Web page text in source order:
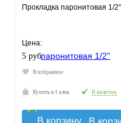
Прокладка паронитовая 1/2"
Цена:
5 руб.
В избранное
Купить в 1 клик В наличии